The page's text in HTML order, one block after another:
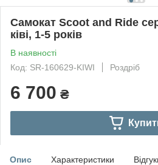
Самокат Scoot and Ride
ківі, 1-5 років
В наявності
Код: SR-160629-KIWI
Роздріб
6 700 ₴
Опис Характеристики